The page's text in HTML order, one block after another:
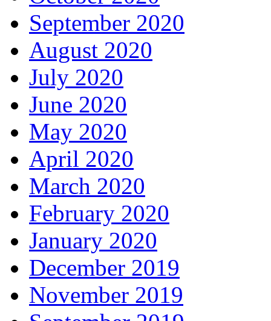
September 2020
August 2020
July 2020
June 2020
May 2020
April 2020
March 2020
February 2020
January 2020
December 2019
November 2019